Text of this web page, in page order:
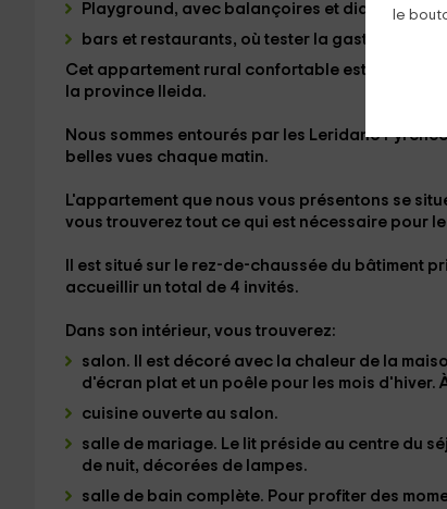
le
Playground , avec balançoires et diapositives
bars et restaurants, où tester la gastronomie
Cet appartement rural confortable est dans
la province
lleida.
Nous sommes entourés par les Leridano
belles vues chaque matin.
L'appartement que nous vous présentons se
vous trouverez tout ce qui est nécessaire pour
Il est situé sur le rez-de-chaussée du bâtiment
accueillir un total de 4 invités.
Dans son intérieur, vous trouverez:
salon. Il est décoré avec la chaleur de la
d'écran plat et un poêle pour les mois d'hiver.
cuisine ouverte au salon.
salle de mariage. Le lit préside au centre du
de nuit, décorées de lampes.
salle de bain complète. Pour profiter des